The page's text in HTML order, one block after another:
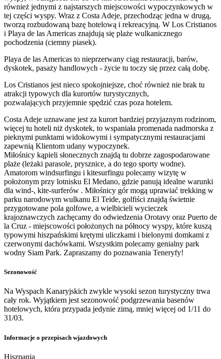
również jednymi z najstarszych miejscowości wypoczynkowych w
tej części wyspy. Wraz z Costa Adeje, przechodząc jedna w drugą,
tworzą rozbudowaną bazę hotelową i rekreacyjną. W Los Cristianos
i Playa de las Americas znajdują się plaże wulkanicznego
pochodzenia (ciemny piasek).
Playa de las Americas to nieprzerwany ciąg restauracji, barów,
dyskotek, pasaży handlowych - życie tu toczy się przez całą dobę.
Los Cristianos jest nieco spokojniejsze, choć również nie brak tu
atrakcji typowych dla kurortów turystycznych,
pozwalających przyjemnie spędzić czas poza hotelem.
Costa Adeje uznawane jest za kurort bardziej przyjaznym rodzinom,
więcej tu hoteli niż dyskotek, to wspaniała promenada nadmorska z
pieknymi punktami widokowymi i sympatycznymi restauracjami
zapewnią Klientom udany wypoczynek.
Miłośnicy kąpieli słonecznych znajdą tu dobrze zagospodarowane
plaże (leżaki parasole, prysznice, a do tego sporty wodne).
Amatorom windsurfingu i kitesurfingu polecamy wizytę w
położonym przy lotnisku El Medano, gdzie panują idealne warunki
dla wind-, kite-surferów . Miłośnicy gór mogą uprawiać trekking w
parku narodowym wulkanu El Teide, golfiści znajdą świetnie
przygotowane pola golfowe, a wielbicieli wycieczek
krajoznawczych zachęcamy do odwiedzenia Orotavy oraz Puerto de
la Cruz - miejscowości położonych na północy wyspy, które kuszą
typowymi hiszpańskimi krętymi uliczkami i bielonymi domkami z
czerwonymi dachówkami. Wszystkim polecamy genialny park
wodny Siam Park. Zapraszamy do poznawania Teneryfy!
Sezonowość
Na Wyspach Kanaryjskich zwykle wysoki sezon turystyczny trwa
cały rok. Wyjątkiem jest sezonowość podgrzewania basenów
hotelowych, która przypada jedynie zimą, mniej więcej od 1/11 do
31/03.
Informacje o przepisach wjazdowych
Hiszpania